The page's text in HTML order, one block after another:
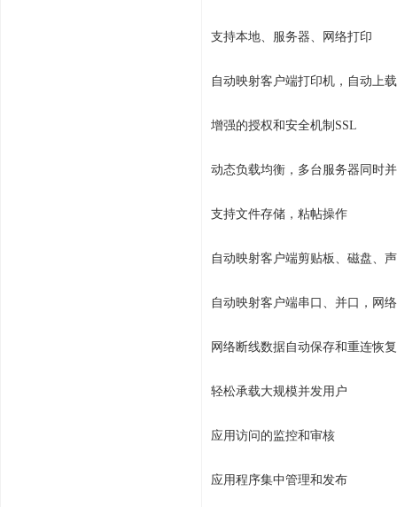
支持本地、服务器、网络打印
自动映射客户端打印机，自动上
增强的授权和安全机制SSL
动态负载均衡，多台服务器同时
支持文件存储，粘帖操作
自动映射客户端剪贴板、磁盘、
自动映射客户端串口、并口，网
网络断线数据自动保存和重连恢
轻松承载大规模并发用户
应用访问的监控和审核
应用程序集中管理和发布